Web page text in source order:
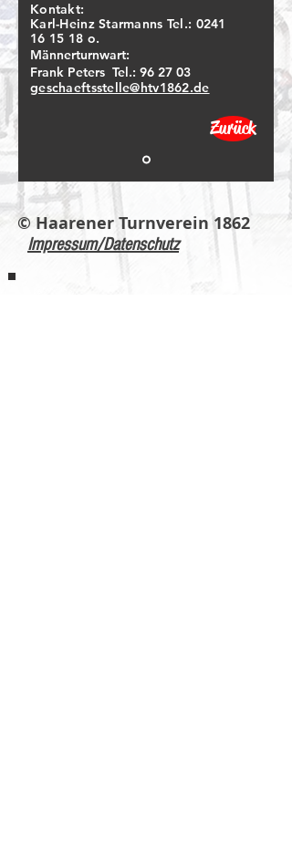
Kontakt:
Karl-Heinz Starmanns Tel.: 0241
16 15 18 o.
Männerturnwart:
Frank Peters Tel.: 96 27 03
geschaeftsstelle@htv1862.de
Zurück
© Haarener Turnverein 1862
Impressum/Datenschutz